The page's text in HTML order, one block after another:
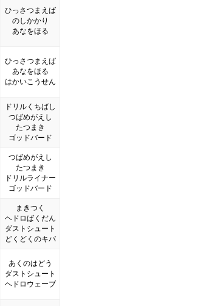
ひっさつまえば
のしかかり
あなをほる
ひっさつまえば
あなをほる
はかいこうせん
ドリルくちばし
つばめがえし
たつまき
ゴッドバード
つばめがえし
たつまき
ドリルライナー
ゴッドバード
まきつく
ヘドロばくだん
ダストシュート
どくどくのキバ
あくのはどう
ダストシュート
ヘドロウェーブ